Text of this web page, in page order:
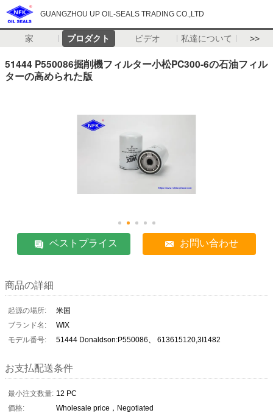
GUANGZHOU UP OIL-SEALS TRADING CO.,LTD
家 プロダクト ビデオ 私達について >>
51444 P550086掘削機フィルター小松PC300-6の石油フィル
ターの高められた版
ベストプライス お問い合わせ
商品の詳細
起源の場所:
米国
ブランド名:
WIX
モデル番号:
51444 Donaldson:P550086、 613615120,3I1482
お支払配送条件
最小注文数量: 12 PC
価格:
Wholesale price，Negotiated